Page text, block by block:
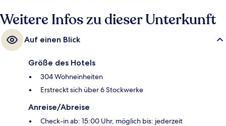
Weitere Infos zu dieser Unterkunft
Auf einen Blick
Größe des Hotels
304 Wohneinheiten
Erstreckt sich über 6 Stockwerke
Anreise/Abreise
Check-in ab: 15:00 Uhr, möglich bis: jederzeit